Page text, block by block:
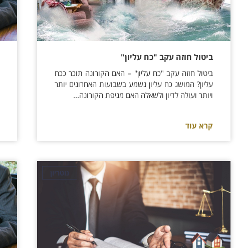
ביטול חוזה עקב "כח עליון"
ביטול חוזה עקב "כח עליון" – האם הקורונה תוכר ככח
עליון? המושג כח עליון נשמע בשבועות האחרונים יותר
ויותר ועולה לדיון ולשאלה האם מגיפת הקורונה...
קרא עוד
נוטריון